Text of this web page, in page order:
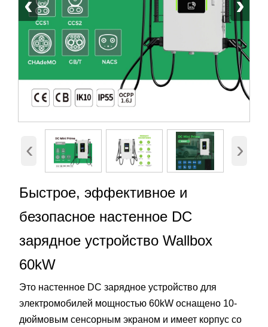
‹ ›
Быстрое, эффективное и
безопасное настенное DC
зарядное устройство Wallbox
60kW
Это настенное DC зарядное устройство для
электромобилей мощностью 60kW оснащено 10-
дюймовым сенсорным экраном и имеет корпус со